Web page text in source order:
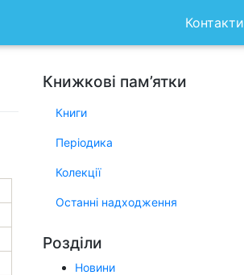
Контакти
Книжкові пам’ятки
Книги
Періодика
Колекції
Останні надходження
Розділи
Новини